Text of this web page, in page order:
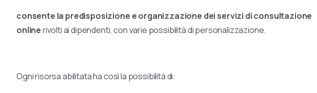
consente la predisposizione e organizzazione dei servizi di consultazione
onlinerivolti ai dipendenti, con varie possibilità di personalizzazione.
Ogni risorsa abilitata ha così la possibilità di: